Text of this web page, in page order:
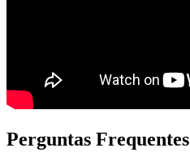
Perguntas Frequentes